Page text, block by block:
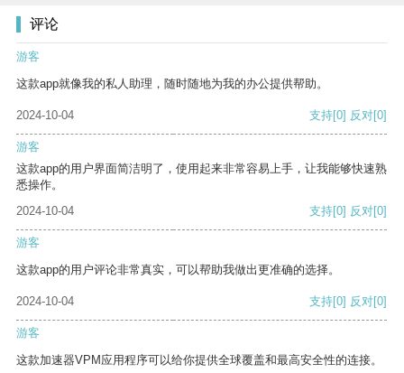
评论
游客
这款app就像我的私人助理，随时随地为我的办公提供帮助。
2024-10-04 支持[0] 反对[0]
游客
这款app的用户界面简洁明了，使用起来非常容易上手，让我能够快速熟
悉操作。
2024-10-04
支持[0] 反对[0]
游客
这款app的用户评论非常真实，可以帮助我做出更准确的选择。
2024-10-04 支持[0] 反对[0]
游客
这款加速器VPM应用程序可以给你提供全球覆盖和最高安全性的连接。